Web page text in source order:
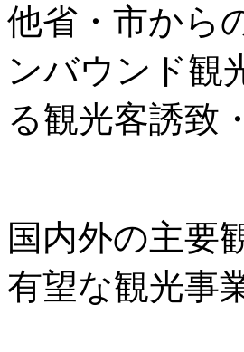
他省・市から
ンバウンド観
る観光客誘致
国内外の主要
有望な観光事